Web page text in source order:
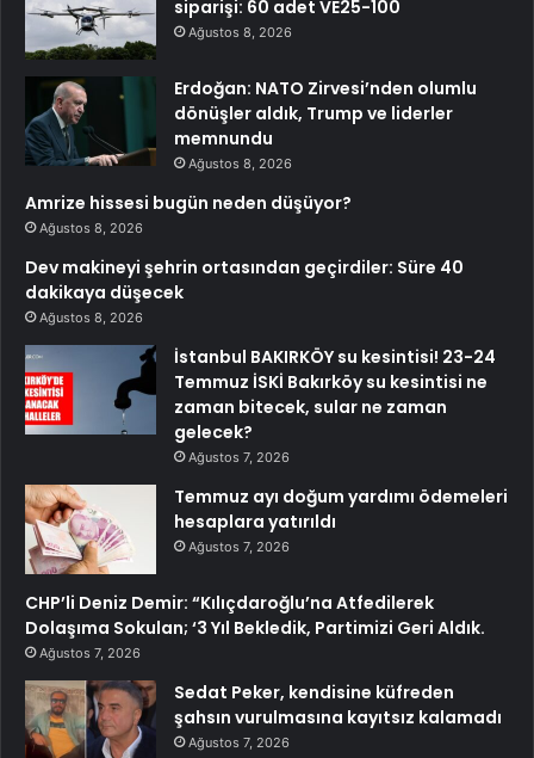
siparişi: 60 adet VE25-100
Ağustos 8, 2026
Erdoğan: NATO Zirvesi’nden olumlu
dönüşler aldık, Trump ve liderler
memnundu
Ağustos 8, 2026
Amrize hissesi bugün neden düşüyor?
Ağustos 8, 2026
Dev makineyi şehrin ortasından geçirdiler: Süre 40
dakikaya düşecek
Ağustos 8, 2026
İstanbul BAKIRKÖY su kesintisi! 23-24
Temmuz İSKİ Bakırköy su kesintisi ne
zaman bitecek, sular ne zaman
gelecek?
Ağustos 7, 2026
Temmuz ayı doğum yardımı ödemeleri
hesaplara yatırıldı
Ağustos 7, 2026
CHP’li Deniz Demir: “Kılıçdaroğlu’na Atfedilerek
Dolaşıma Sokulan; ‘3 Yıl Bekledik, Partimizi Geri Aldık.
Ağustos 7, 2026
Sedat Peker, kendisine küfreden
şahsın vurulmasına kayıtsız kalamadı
Ağustos 7, 2026